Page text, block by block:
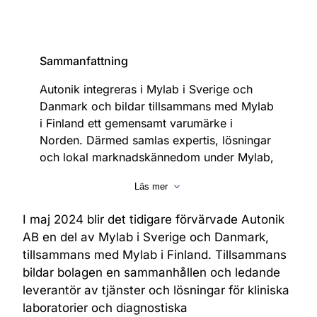
Sammanfattning
Autonik integreras i Mylab i Sverige och
Danmark och bildar tillsammans med Mylab
i Finland ett gemensamt varumärke i
Norden. Därmed samlas expertis, lösningar
och lokal marknadskännedom under Mylab,
Läs mer
I maj 2024 blir det tidigare förvärvade Autonik
AB en del av Mylab i Sverige och Danmark,
tillsammans med Mylab i Finland. Tillsammans
bildar bolagen en sammanhållen och ledande
leverantör av tjänster och lösningar för kliniska
laboratorier och diagnostiska